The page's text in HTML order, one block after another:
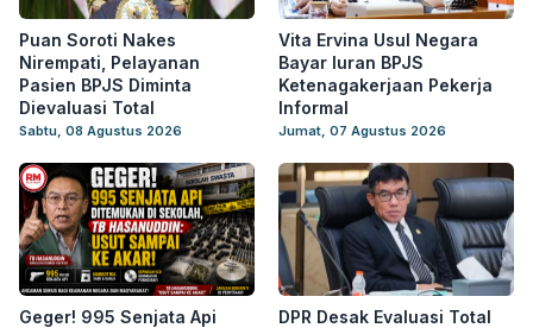
Puan Soroti Nakes
Nirempati, Pelayanan
Pasien BPJS Diminta
Dievaluasi Total
Sabtu, 08 Agustus 2026
Vita Ervina Usul Negara
Bayar Iuran BPJS
Ketenagakerjaan Pekerja
Informal
Jumat, 07 Agustus 2026
Geger! 995 Senjata Api
DPR Desak Evaluasi Total